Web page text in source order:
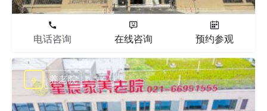
电话咨询 在线咨询 预约参观
养老院